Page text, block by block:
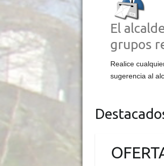
El
grupos
Realice
sugerencia al